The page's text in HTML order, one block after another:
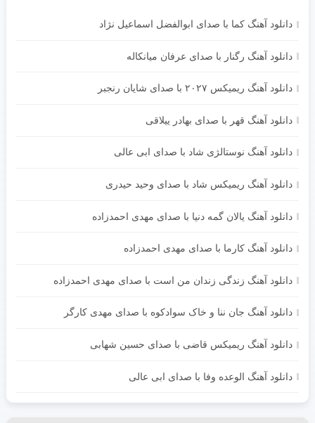
دانلود آهنگ کما با صدای ابوالفضل اسماعیل نژاد
دانلود آهنگ رگنار با صدای عرفان میانکاله
دانلود آهنگ ریمیکس ۲۰۲۷ با صدای شایان رنجبر
دانلود آهنگ قهر با صدای بهادر ییلاقی
دانلود آهنگ نوستالژی شاد با صدای ابی عالی
دانلود آهنگ ریمیکس شاد با صدای وحید حیدری
دانلود آهنگ یالان گمه دنیا با صدای مهدی احمدزاده
دانلود آهنگ کارما با صدای مهدی احمدزاده
دانلود آهنگ زندگی زندان من است با صدای مهدی احمدزاده
دانلود آهنگ جان ننا و خاک سوادکوه با صدای مهدی کارگر
دانلود آهنگ ریمیکس قاضی با صدای حسین شهابی
دانلود آهنگ الوعده وفا با صدای ابی عالی